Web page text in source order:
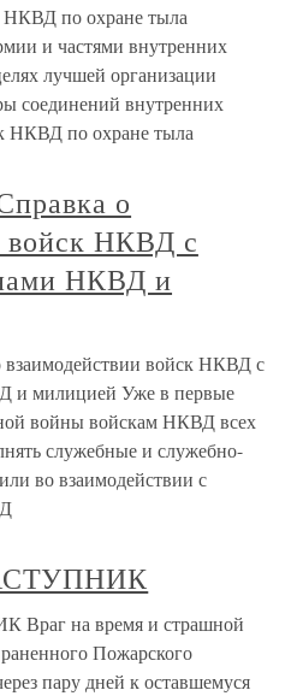
НКВД по охране тыла
и частями внутренних
лучшей организации
соединений внутренних
НКВД по охране тыла
о
войск НКВД с
НКВД и
войск НКВД с
и милицией Уже в первые
войны войскам НКВД всех
служебные и служебно-
во взаимодействии с
на время и страшной
Пожарского
пару дней к оставшемуся